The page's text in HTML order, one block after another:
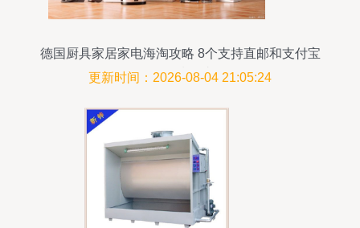
德国厨具家居家电海淘攻略 8个支持直邮和支付宝
的优质网站
更新时间：2026-08-04 21:05:24